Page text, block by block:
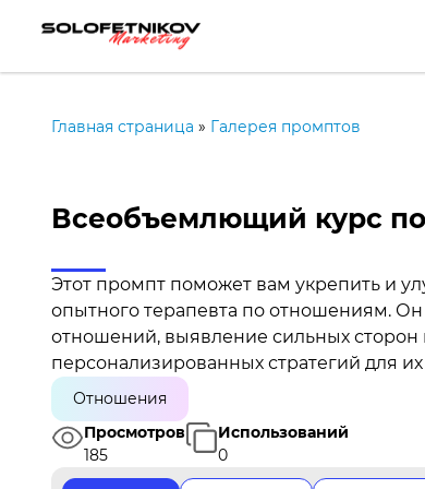
Главная страница » Галерея промптов
Всеобъемлющий курс
Этот промпт поможет вам укрепить и
опытного терапевта по отношениям.
отношений, выявление сильных сторон
персонализированных стратегий для
Отношения
Просмотров
185
Использований
0